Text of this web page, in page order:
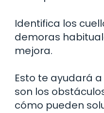
Identifica los
demoras
mejora.
Esto te ayudará
son los
cómo pueden